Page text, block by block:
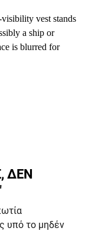
ΔΕΝ
υπό το μηδέν